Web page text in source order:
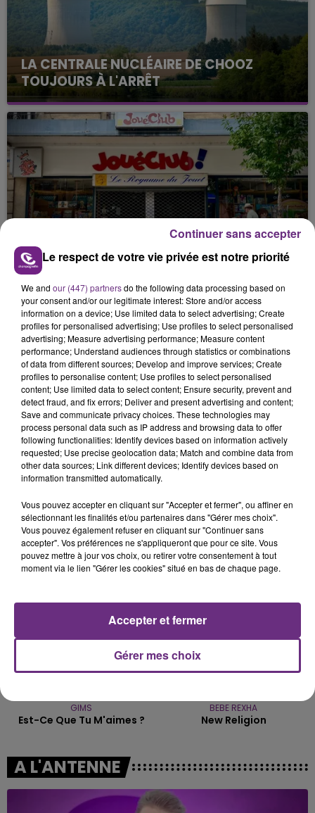
LA CENTRALE NUCLÉAIRE DE CHOOZ
TOUJOURS À L'ARRÊT
Cela fait déjà une semaine que la centrale
nucléaire ardennaise est à l'arrêt. Une situation
justifiée par la sécheresse intense qui est toujours
présente.
LE MAGASIN JOUÉCLUB DE REIMS FERME
SES PORTES
C'était l'une des institutions du centre-ville
rémois. Le magasin JouéClub est contraint de
fermer ses portes.
TITRES DIFFUSÉS
13h49
13h49
HOSHI
Ta Mariniere
13h46
13h46
ARIANA GRANDE
Hate That I Made You Love
Me
GIMS
Est-Ce Que Tu M'aimes ?
13h39
13h39
BEBE REXHA
New Religion
A L'ANTENNE
Le respect de votre vie privée est notre priorité
We and our (447) partnersdo the following data processing based on
your consent and/or our legitimate interest: Store and/or access
information on a device; Use limited data to select advertising; Create
profiles for personalised advertising; Use profiles to select personalised
advertising; Measure advertising performance; Measure content
performance; Understand audiences through statistics or combinations
of data from different sources; Develop and improve services; Create
profiles to personalise content; Use profiles to select personalised
content; Use limited data to select content; Ensure security, prevent and
detect fraud, and fix errors; Deliver and present advertising and content;
Save and communicate privacy choices. These technologies may
process personal data such as IP address and browsing data to offer
following functionalities: Identify devices based on information actively
requested; Use precise geolocation data; Match and combine data from
other data sources; Link different devices; Identify devices based on
information transmitted automatically.
Vous pouvez accepter en cliquant sur "Accepter et fermer", ou affiner en
sélectionnant les finalités et/ou partenaires dans "Gérer mes choix".
Vous pouvez également refuser en cliquant sur "Continuer sans
accepter". Vos préférences ne s'appliqueront que pour ce site. Vous
pouvez mettre à jour vos choix, ou retirer votre consentement à tout
moment via le lien "Gérer les cookies" situé en bas de chaque page.
Gérer mes choix
Accepter et fermer
Continuer sans accepter